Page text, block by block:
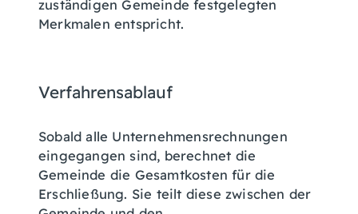
zuständigen Gemeinde festgelegten
Merkmalen entspricht.
Verfahrensablauf
Sobald alle Unternehmensrechnungen
eingegangen sind, berechnet die
Gemeinde die Gesamtkosten für die
Erschließung. Sie teilt diese zwischen der